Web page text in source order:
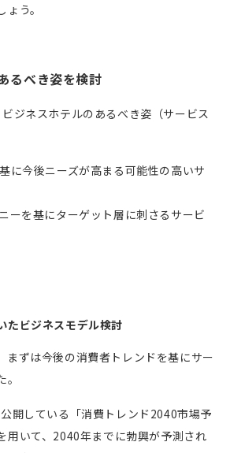
う。
るべき姿を検討
ジネスホテルのあるべき姿（サービス
に今後ニーズが高まる可能性の高いサ
ーを基にターゲット層に刺さるサービ
たビジネスモデル検討
まずは今後の消費者トレンドを基にサー
開している「消費トレンド 2040市場予
いて、 2040年までに勃興が予測され